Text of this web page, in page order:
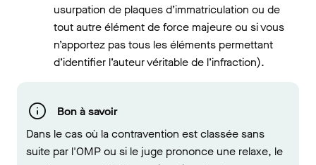
usurpation de plaques d’immatriculation ou de
tout autre élément de force majeure ou si vous
n’apportez pas tous les éléments permettant
d’identifier l’auteur véritable de l’infraction).
Bon à savoir
Dans le cas où la contravention est classée sans
suite par l'OMP ou si le juge prononce une relaxe, le